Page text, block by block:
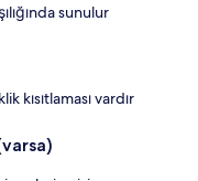
sunulur
kısıtlaması vardır